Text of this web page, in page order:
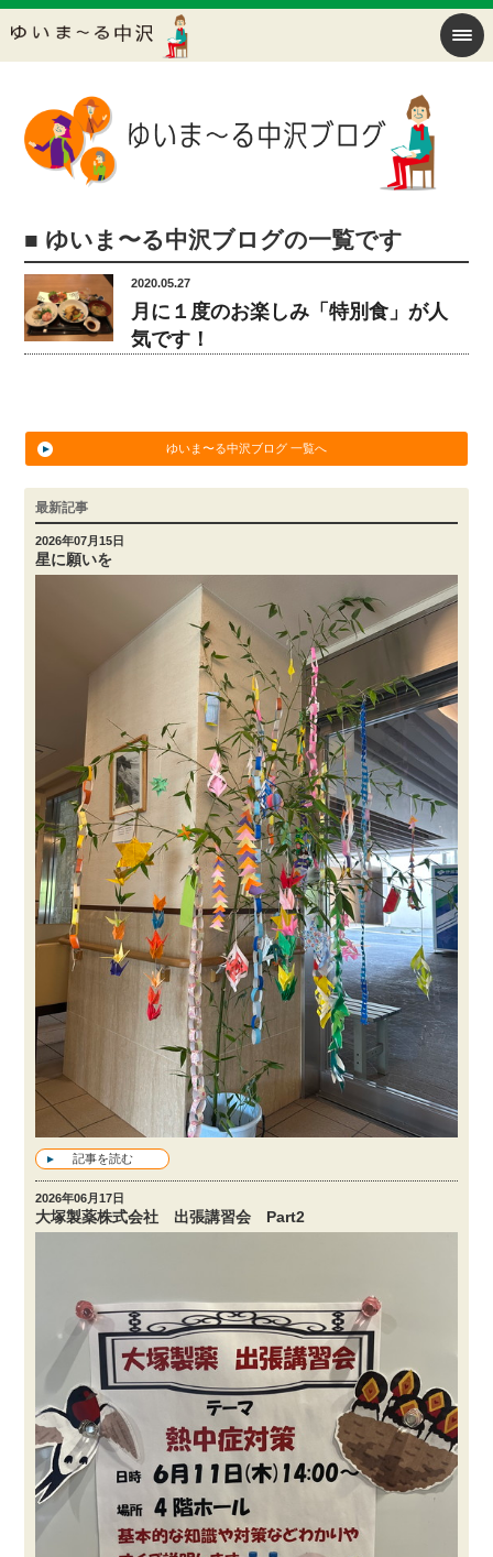
■ ゆいま〜る中沢ブログの一覧です
2020.05.27
月に１度のお楽しみ「特別食」が人
気です！
ゆいま〜る中沢ブログ 一覧へ
最新記事
2026年07月15日
星に願いを
記事を読む
2026年06月17日
大塚製薬株式会社 出張講習会 Part2